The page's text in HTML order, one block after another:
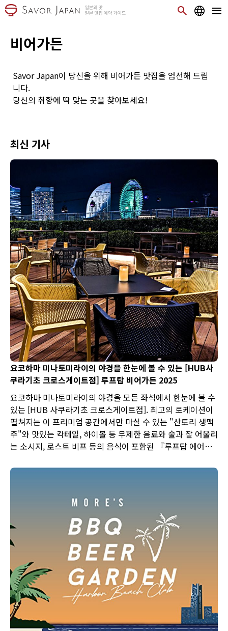
비어가든
Savor Japan이 당신을 위해 비어가든 맛집을 엄선해 드립
니다.
당신의 취향에 딱 맞는 곳을 찾아보세요!
최신 기사
요코하마 미나토미라이의 야경을 한눈에 볼 수 있는 [HUB사
쿠라기초 크로스게이트점] 루프탑 비어가든 2025
요코하마 미나토미라이의 야경을 모든 좌석에서 한눈에 볼 수
있는 [HUB 사쿠라기초 크로스게이트점]. 최고의 로케이션이
펼쳐지는 이 프리미엄 공간에서만 마실 수 있는 "산토리 생맥
주"와 맛있는 칵테일, 하이볼 등 무제한 음료와 술과 잘 어울리
는 소시지, 로스트 비프 등의 음식이 포함된 『루프탑 에어리